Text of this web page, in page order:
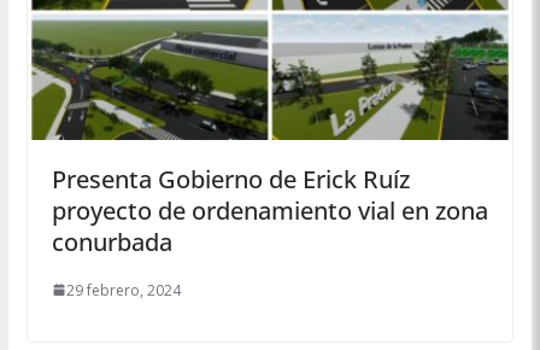
Presenta Gobierno de Erick Ruíz
proyecto de ordenamiento vial en zona
conurbada
29 febrero, 2024